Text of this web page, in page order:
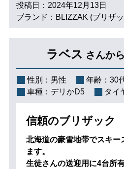
投稿日：2024年12月13日
ブランド：BLIZZAK (ブリザ
ラベス さんか
性別： 男性 年齢： 30
車種： デリかD5 タイ
信頼のブリザック
北海道の豪雪地帯でスキー
ます。
生徒さんの送迎用に4台所